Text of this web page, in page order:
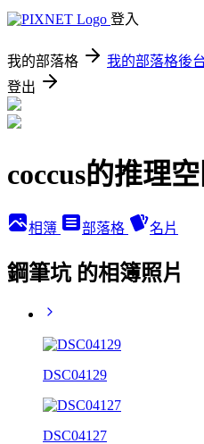
登入
我的部落格 我的部落格後
登出
coccus的推理空
相簿 部落格 名片
鋼筆坑 的相簿照片
DSC04129
DSC04127